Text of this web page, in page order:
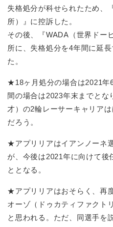
失格処分が科せられたため、
所）』に控訴した。
その後、『WADA（世界ドー
所に、失格処分を4年間に延
た。
★18ヶ月処分の場合は2021年
間の場合は2023年末までと
才）の2輪レーサーキャリア
だろう。
★アプリリアはイアンノーネ
が、今後は2021年に向けて後
ととなる。
★アプリリアはおそらく、再
オーゾ（ドゥカティファクト
と思われる。ただ、同選手を